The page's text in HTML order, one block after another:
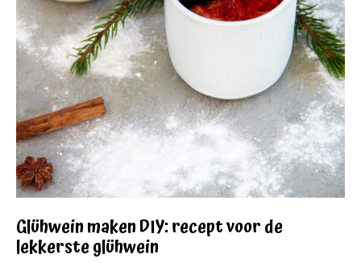
Glühwein maken DIY: recept voor de
lekkerste glühwein